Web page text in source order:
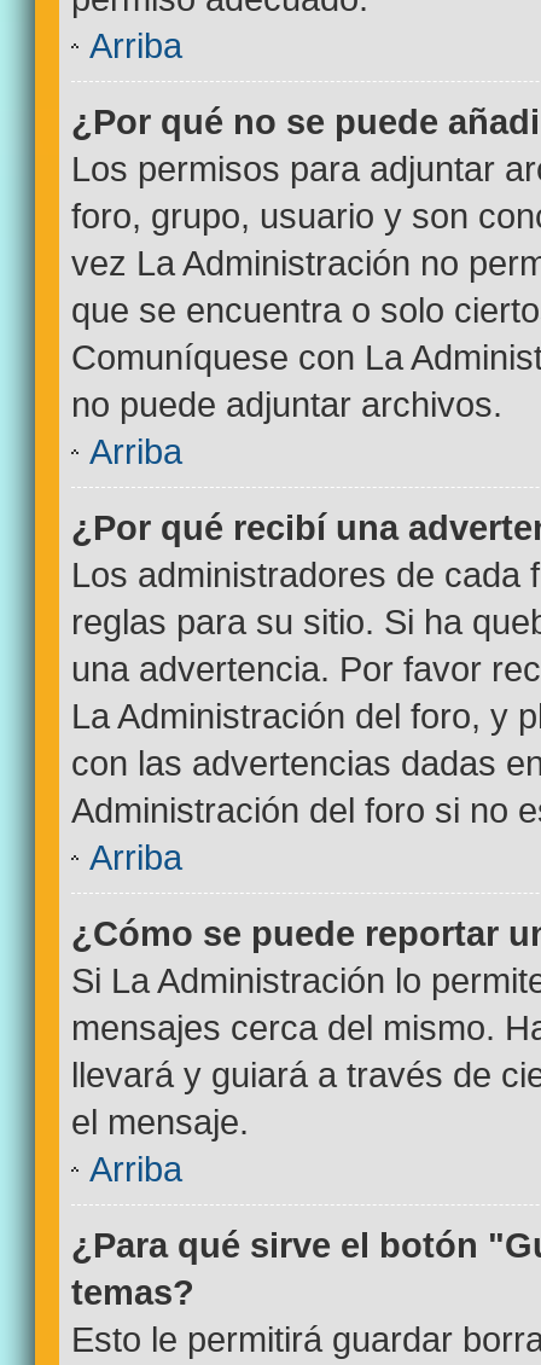
Arriba
¿Por qué no se puede
Los permisos para adjuntar
foro, grupo, usuario y son
vez La Administración no
que se encuentra o solo
Comuníquese con La
no puede adjuntar archivos.
Arriba
¿Por qué recibí una
Los administradores de cada
reglas para su sitio. Si ha
una advertencia. Por favor
La Administración del foro, y
con las advertencias dadas
Administración del foro si no
Arriba
¿Cómo se puede reportar
Si La Administración lo
mensajes cerca del mismo.
llevará y guiará a través de
el mensaje.
Arriba
¿Para qué sirve el botón
temas?
Esto le permitirá guardar